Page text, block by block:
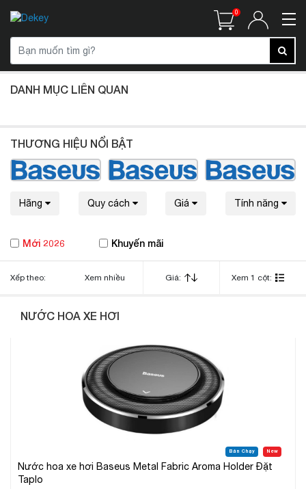
0
DANH MỤC LIÊN QUAN
THƯƠNG HIỆU NỔI BẬT
Hãng Quy cách Giá Tính năng
Mới 2026 Khuyến mãi
Xếp theo: Xem nhiều Giá: Xem 1 cột:
NƯỚC HOA XE HƠI
Bán Chạy New
Nước hoa xe hơi Baseus Metal Fabric Aroma Holder Đặt
Taplo